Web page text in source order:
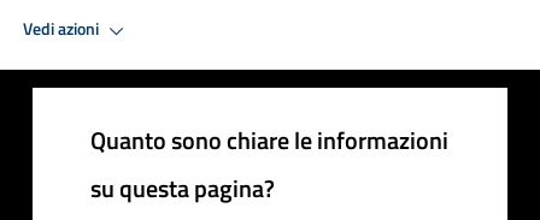
Vedi azioni
Quanto sono chiare le informazioni
su questa pagina?